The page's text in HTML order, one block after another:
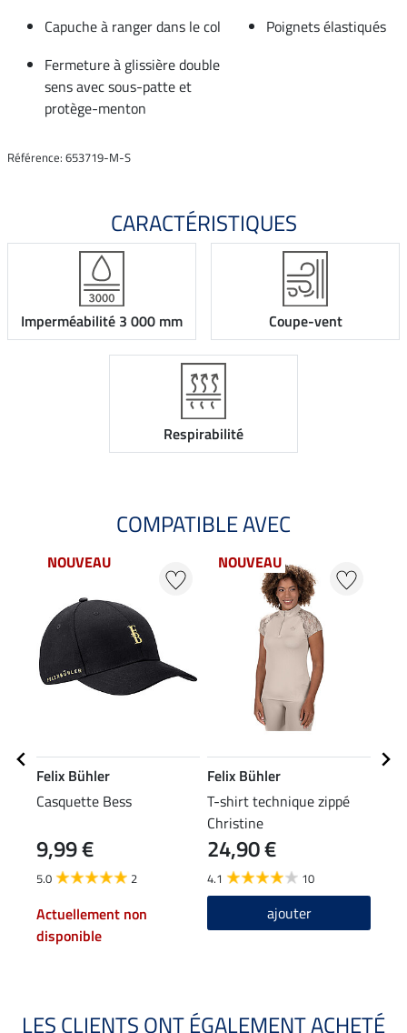
Capuche à ranger dans le col
Poignets élastiqués
Fermeture à glissière double
sens avec sous-patte et
protège-menton
Référence: 653719-M-S
CARACTÉRISTIQUES
Imperméabilité 3 000 mm Coupe-vent
Respirabilité
COMPATIBLE AVEC
NOUVEAU
Felix Bühler
Casquette Bess
9,99 €
5.0 2
Actuellement non
disponible
NOUVEAU
Felix Bühler
T-shirt technique zippé
Christine
24,90 €
4.1 10
ajouter
LES CLIENTS ONT ÉGALEMENT ACHETÉ